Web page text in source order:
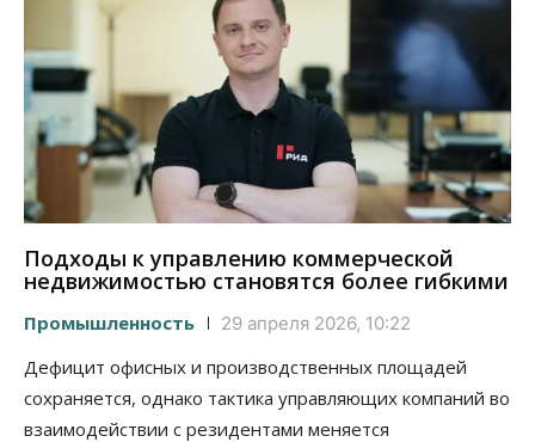
Подходы к управлению коммерческой
недвижимостью становятся более гибкими
Промышленность 29 апреля 2026, 10:22
Дефицит офисных и производственных площадей
сохраняется, однако тактика управляющих компаний во
взаимодействии с резидентами меняется